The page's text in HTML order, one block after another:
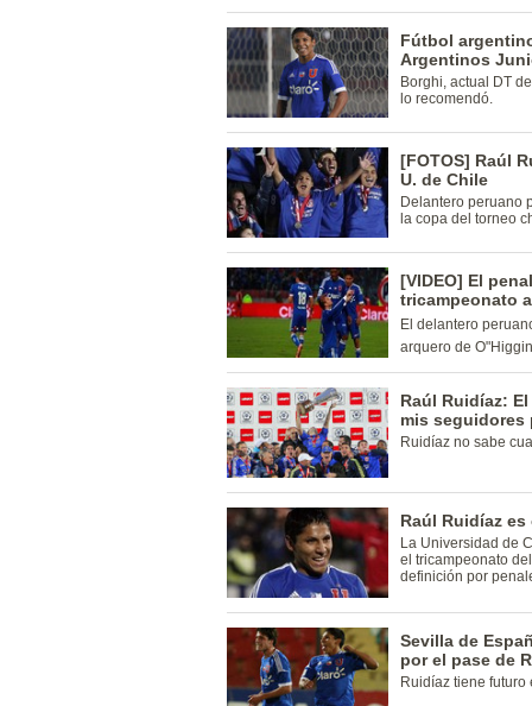
Fútbol
Argentinos
Borghi, actual DT
lo recomendó.
[FOTOS] Raúl
U. de Chile
Delantero peruano
la copa del torneo
[VIDEO] El
tricampeonato
El delantero
arquero de
Raúl Ruidíaz:
mis seguidores
Ruidíaz no sabe
Raúl Ruidíaz
La Universidad de
el tricampeonato
definición por
Sevilla de
por el pase de
Ruidíaz tiene futuro